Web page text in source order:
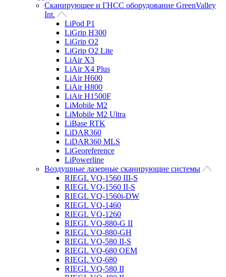
Сканирующее и ГНСС оборудование GreenValley
Int.
LiPod P1
LiGrip H300
LiGrip O2
LiGrip O2 Lite
LiAir X3
LiAir X4 Plus
LiAir H600
LiAir H800
LiAir H1500F
LiMobile M2
LiMobile M2 Ultra
LiBase RTK
LiDAR360
LiDAR360 MLS
LiGeoreference
LiPowerline
Воздушные лазерные сканирующие системы
RIEGL VQ-1560 III-S
RIEGL VQ-1560 II-S
RIEGL VQ-1560i-DW
RIEGL VQ-1460
RIEGL VQ-1260
RIEGL VQ-880-G II
RIEGL VQ-880-GH
RIEGL VQ-580 II-S
RIEGL VQ-680 OEM
RIEGL VQ-680
RIEGL VQ-580 II